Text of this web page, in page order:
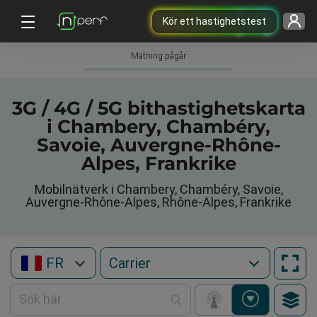
Kör ett hastighetstest
Mätning pågår
3G / 4G / 5G bithastighetskarta
i Chambery, Chambéry,
Savoie, Auvergne-Rhône-
Alpes, Frankrike
Mobilnätverk i Chambery, Chambéry, Savoie,
Auvergne-Rhône-Alpes, Rhône-Alpes, Frankrike
FR